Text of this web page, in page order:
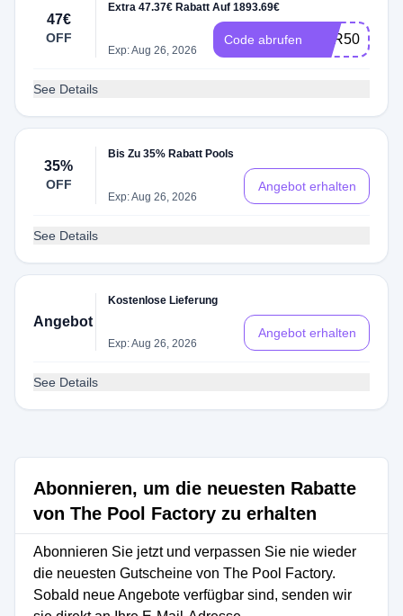
47€
OFF
Extra 47.37€ Rabatt Auf 1893.69€
Exp: Aug 26, 2026
Code abrufen VER50
See Details
35%
OFF
Bis Zu 35% Rabatt Pools
Exp: Aug 26, 2026
Angebot erhalten
See Details
Angebot
Kostenlose Lieferung
Exp: Aug 26, 2026
Angebot erhalten
See Details
Abonnieren, um die neuesten Rabatte
von The Pool Factory zu erhalten
Abonnieren Sie jetzt und verpassen Sie nie wieder
die neuesten Gutscheine von The Pool Factory.
Sobald neue Angebote verfügbar sind, senden wir